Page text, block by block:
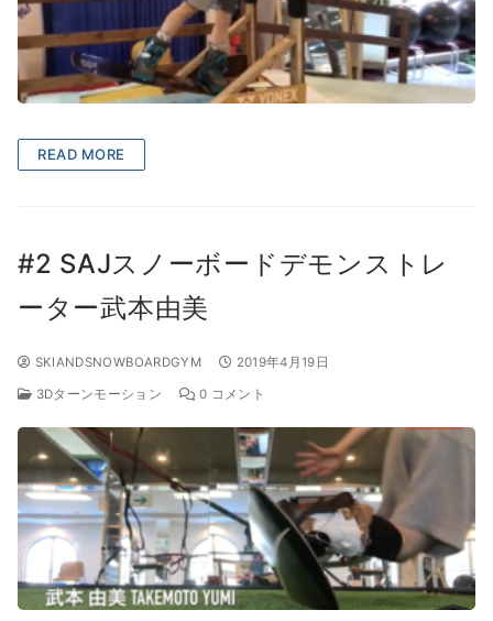
READ MORE
#2 SAJスノーボードデモンストレ
ーター武本由美
SKIANDSNOWBOARDGYM 2019年4月19日
3Dターンモーション 0 コメント